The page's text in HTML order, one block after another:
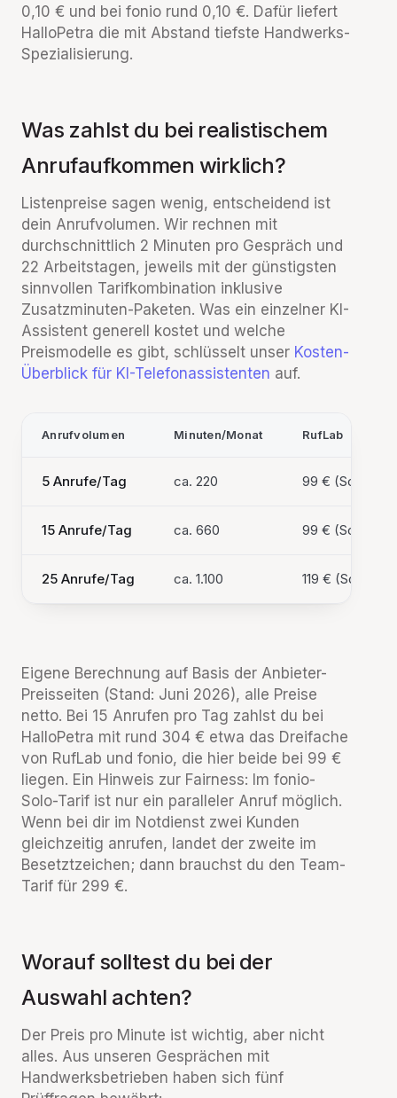
0,10 € und bei fonio rund 0,10 €. Dafür liefert
HalloPetra die mit Abstand tiefste Handwerks-
Spezialisierung.
Was zahlst du bei realistischem
Anrufaufkommen wirklich?
Listenpreise sagen wenig, entscheidend ist
dein Anrufvolumen. Wir rechnen mit
durchschnittlich 2 Minuten pro Gespräch und
22 Arbeitstagen, jeweils mit der günstigsten
sinnvollen Tarifkombination inklusive
Zusatzminuten-Paketen. Was ein einzelner KI-
Assistent generell kostet und welche
Preismodelle es gibt, schlüsselt unser Kosten-
Überblick für KI-Telefonassistenten auf.
Anrufvolumen Minuten/Monat RufLab
5 Anrufe/Tag ca. 220 99 € (Solo)
15 Anrufe/Tag ca. 660 99 € (Solo)
25 Anrufe/Tag ca. 1.100 119 € (Solo +
Eigene Berechnung auf Basis der Anbieter-
Preisseiten (Stand: Juni 2026), alle Preise
netto. Bei 15 Anrufen pro Tag zahlst du bei
HalloPetra mit rund 304 € etwa das Dreifache
von RufLab und fonio, die hier beide bei 99 €
liegen. Ein Hinweis zur Fairness: Im fonio-
Solo-Tarif ist nur ein paralleler Anruf möglich.
Wenn bei dir im Notdienst zwei Kunden
gleichzeitig anrufen, landet der zweite im
Besetztzeichen; dann brauchst du den Team-
Tarif für 299 €.
Worauf solltest du bei der
Auswahl achten?
Der Preis pro Minute ist wichtig, aber nicht
alles. Aus unseren Gesprächen mit
Handwerksbetrieben haben sich fünf